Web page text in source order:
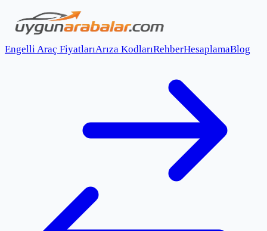
Engelli Araç FiyatlarıArıza KodlarıRehberHesaplamaBlog